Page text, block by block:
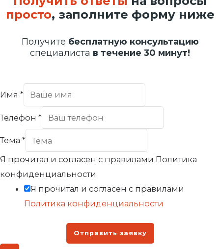
просто, заполните форму ниже
Получите бесплатную консультацию
специалиста в течение 30 минут!
Имя *
Телефон *
Тема *
Я прочитал и согласен с правилами Политика
конфиденциальности
Я прочитал и согласен с правилами
Политика конфиденциальности
Отправить заявку